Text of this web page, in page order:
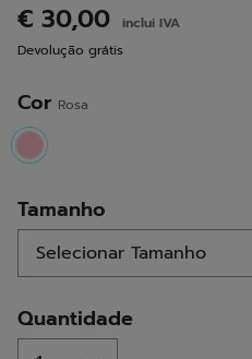
Link
€ 30,00
inclui IVA
Devolução grátis
Cor Rosa
selected
Tamanho
Quantidade